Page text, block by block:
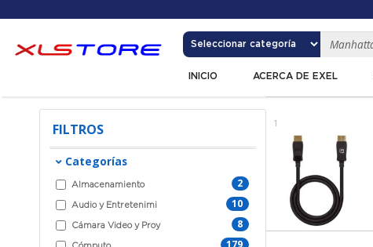
INICIO ACERCA DE EXEL
FILTROS
Categorías
Almacenamiento 2
Audio y Entretenimi 10
Cámara Video y Proy 8
1